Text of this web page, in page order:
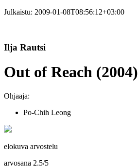
Julkaistu: 2009-01-08T08:56:12+03:00
Ilja Rautsi
Out of Reach (2004)
Ohjaaja:
Po-Chih Leong
elokuva arvostelu
arvosana 2.5/5